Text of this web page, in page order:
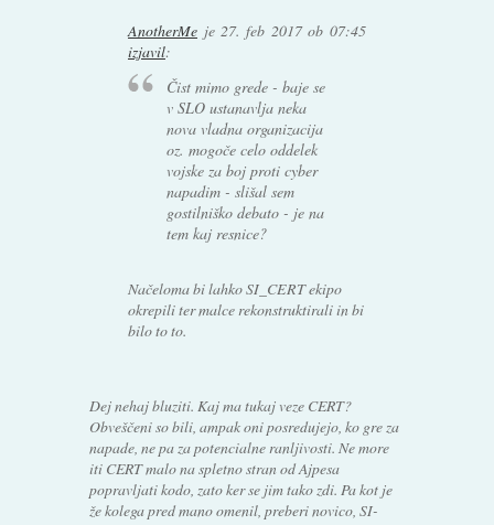
AnotherMeje 27. feb 2017 ob 07:45
izjavil:
Čist mimo grede - baje se
v SLO ustanavlja neka
nova vladna organizacija
oz. mogoče celo oddelek
vojske za boj proti cyber
napadim - slišal sem
gostilniško debato - je na
tem kaj resnice?
Načeloma bi lahko SI_CERT ekipo
okrepili ter malce rekonstruktirali in bi
bilo to to.
Dej nehaj bluziti. Kaj ma tukaj veze CERT?
Obveščeni so bili, ampak oni posredujejo, ko gre za
napade, ne pa za potencialne ranljivosti. Ne more
iti CERT malo na spletno stran od Ajpesa
popravljati kodo, zato ker se jim tako zdi. Pa kot je
že kolega pred mano omenil, preberi novico, SI-